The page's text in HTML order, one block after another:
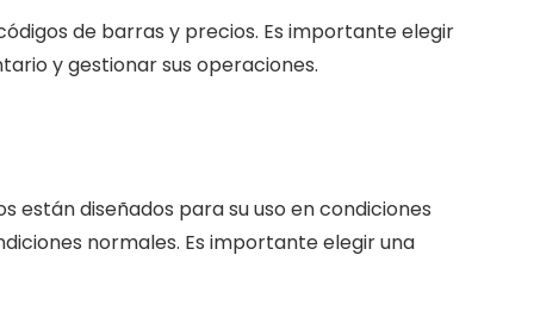
de barras y precios. Es importante elegir
y gestionar sus operaciones.
están diseñados para su uso en condiciones
normales. Es importante elegir una